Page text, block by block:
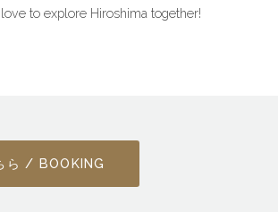
love to explore Hiroshima together!
ら / BOOKING